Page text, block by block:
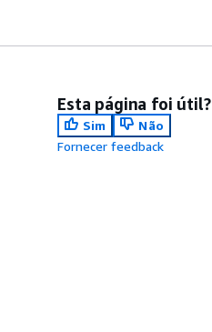
Esta página foi útil?
Sim
Não
Fornecer feedback